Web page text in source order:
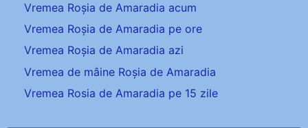
Vremea Roșia de Amaradia acum
Vremea Roșia de Amaradia pe ore
Vremea Roșia de Amaradia azi
Vremea de mâine Roșia de Amaradia
Vremea Rosia de Amaradia pe 15 zile